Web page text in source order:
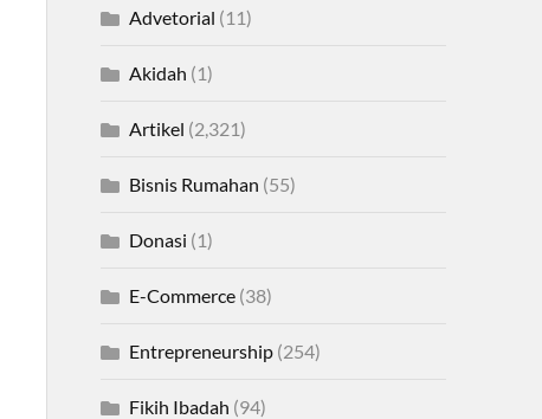
Advetorial (11)
Akidah (1)
Artikel (2,321)
Bisnis Rumahan (55)
Donasi (1)
E-Commerce(38)
Entrepreneurship(254)
Fikih Ibadah (94)